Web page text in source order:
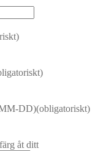
DD)(obligatoriskt)
åt ditt